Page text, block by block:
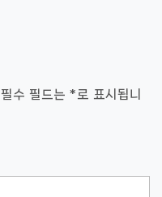
필수 필드는 * 로 표시됩니